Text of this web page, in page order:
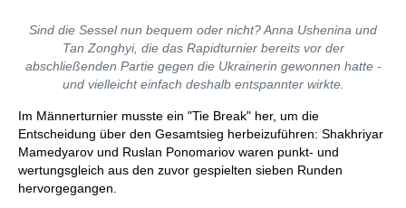
Sind die Sessel nun bequem oder nicht? Anna Ushenina und
Tan Zonghyi, die das Rapidturnier bereits vor der
abschließenden Partie gegen die Ukrainerin gewonnen hatte -
und vielleicht einfach deshalb entspannter wirkte.
Im Männerturnier musste ein "Tie Break" her, um die
Entscheidung über den Gesamtsieg herbeizuführen: Shakhriyar
Mamedyarov und Ruslan Ponomariov waren punkt- und
wertungsgleich aus den zuvor gespielten sieben Runden
hervorgegangen.